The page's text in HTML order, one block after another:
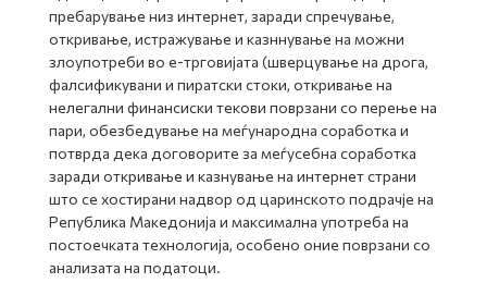
пребарување низ интернет, заради спречување,
откривање, истражување и казннување на можни
злоупотреби во е-трговијата (шверцување на дрога,
фалсификувани и пиратски стоки, откривање на
нелегални финансиски текови поврзани со перење на
пари, обезбедување на меѓународна соработка и
потврда дека договорите за меѓусебна соработка
заради откривање и казнување на интернет страни
што се хостирани надвор од царинското подрачје на
Република Македонија и максимална употреба на
постоечката технологија, особено оние поврзани со
анализата на податоци.